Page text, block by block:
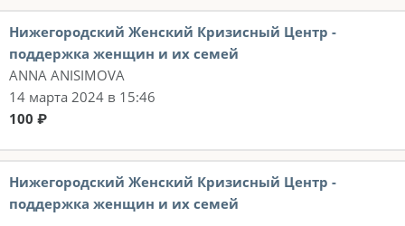
Нижегородский Женский Кризисный Центр -
поддержка женщин и их семей
ANNA ANISIMOVA
14 марта 2024 в 15:46
100 ₽
Нижегородский Женский Кризисный Центр -
поддержка женщин и их семей